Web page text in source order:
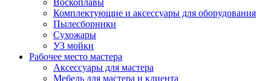
Воскоплавы
Комплектующие и аксессуары для оборудования
Пылесборники
Сухожары
УЗ мойки
Рабочее место мастера
Аксессуары для мастера
Мебель для мастера и клиента